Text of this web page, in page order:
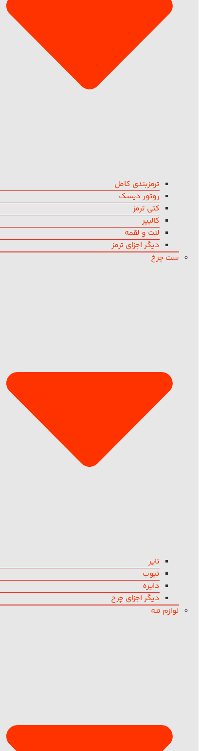
ترمزبندی کامل
روتور دیسک
کتی ترمز
کالیپر
لنت و لقمه
دیگر اجزای ترمز
ست چرخ
تایر
تیوب
دایره
دیگر اجزای چرخ
لوازم تنه